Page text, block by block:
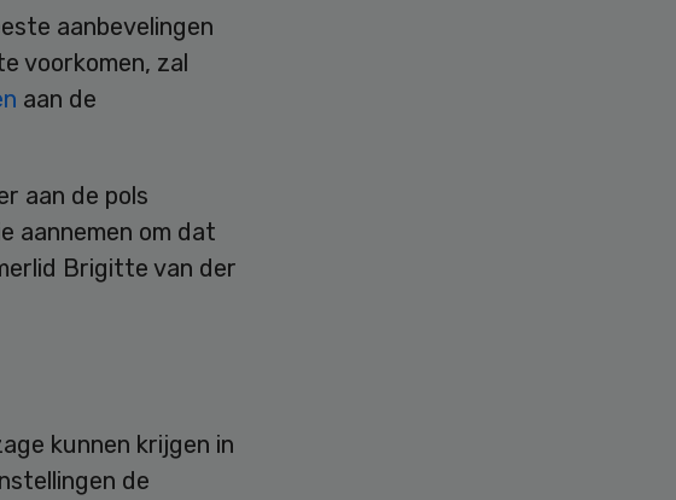
aanbevelingen
voorkomen, zal
aan de
aan de pols
aannemen om dat
Brigitte van der
kunnen krijgen in
de